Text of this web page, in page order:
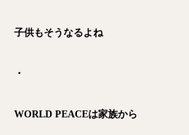
子供もそうなるよね
・
WORLD PEACEは家族から